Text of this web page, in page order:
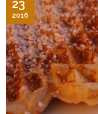
23
2016